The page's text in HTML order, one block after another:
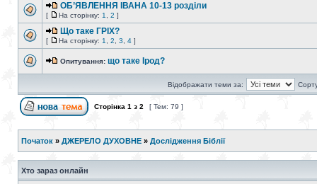
ОБ’ЯВЛЕННЯ ІВАНА 10-13 розділи
[ На сторінку: 1 2 ]
Що таке ГРІХ?
[ На сторінку: 1 2 3 4 ]
Опитування: що таке Ірод?
Відображати теми за:
Сторінка 1 з 2 [ Тем: 79 ]
Початок » ДЖЕРЕЛО ДУХОВНЕ » Дослідження Біблії
Хто зараз онлайн